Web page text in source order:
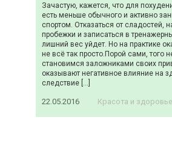
Зачастую, кажется, что для
есть меньше обычного и активно
спортом. Отказаться от сладостей,
пробежки и записаться в
лишний вес уйдет. Но на практике
не всё так просто.Порой сами, того
становимся заложниками своих
оказывают негативное влияние на
следствие […]
22.05.2016 Красота и здоровье